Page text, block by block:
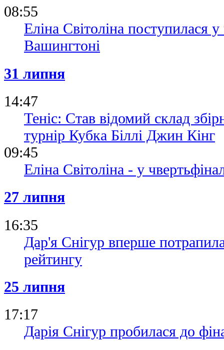
08:55
Еліна Світоліна поступилася
Вашингтоні
31 липня
14:47
Теніс: Став відомий склад
турнір Кубка Біллі Джин Кінг
09:45
Еліна Світоліна - у
27 липня
16:35
Дар'я Снігур вперше
рейтингу
25 липня
17:17
Дарія Снігур пробилася до